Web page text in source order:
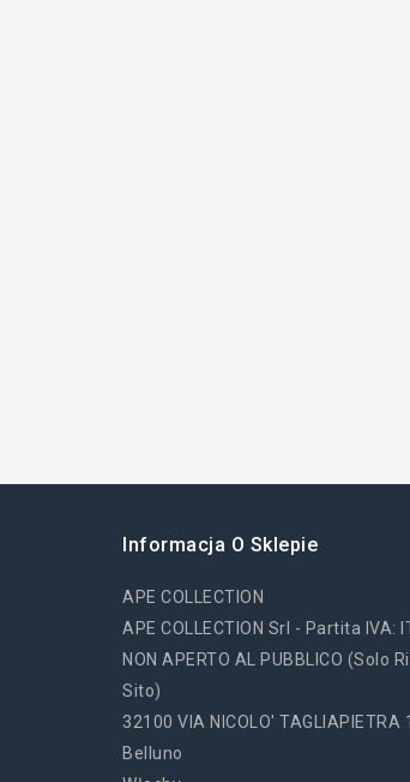
Informacja O Sklepie
APE COLLECTION
APE COLLECTION Srl - Partita IVA:
NON APERTO AL PUBBLICO (solo
Sito)
32100 VIA NICOLO' TAGLIAPIETRA
Belluno